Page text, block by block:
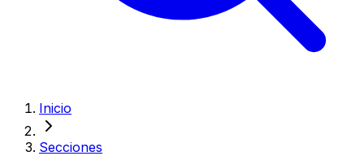
Inicio
Secciones